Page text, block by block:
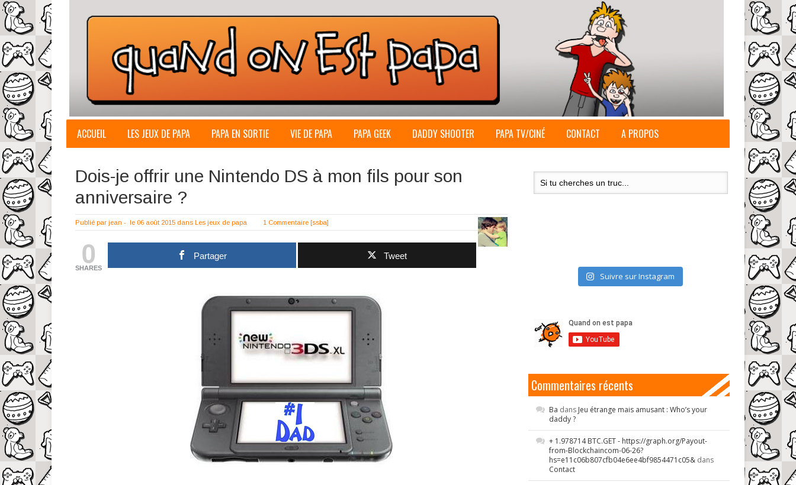
ACCUEIL LES JEUX DE PAPA PAPA EN SORTIE VIE DE PAPA PAPA GEEK DADDY SHOOTER PAPA TV/CINÉ CONTACT A PROPOS
Dois-je offrir une Nintendo DS à mon fils pour son
anniversaire ?
Publié par jean - le 06 août 2015 dans Les jeux de papa 1 Commentaire [ssba]
0
SHARES
Partager Tweet
Suivre sur Instagram
Commentaires récents
Ba dans Jeu étrange mais amusant : Who’s your
daddy ?
+ 1.978714 BTC.GET - https://graph.org/Payout-
from-Blockchaincom-06-26?
hs=e11c06b807cfb04e6ee4bf9854471c05& dans
Contact